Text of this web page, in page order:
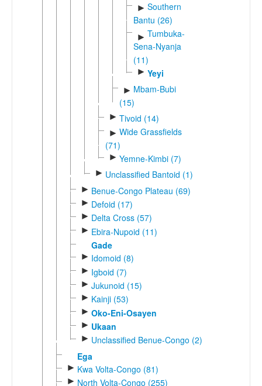
► Southern
Bantu (26)
► Tumbuka-
Sena-Nyanja
(11)
► Yeyi
► Mbam-Bubi
(15)
► Tivoid (14)
► Wide Grassfields
(71)
► Yemne-Kimbi (7)
► Unclassified Bantoid (1)
► Benue-Congo Plateau (69)
► Defoid (17)
► Delta Cross (57)
► Ebira-Nupoid (11)
Gade
► Idomoid (8)
► Igboid (7)
► Jukunoid (15)
► Kainji (53)
► Oko-Eni-Osayen
► Ukaan
► Unclassified Benue-Congo (2)
Ega
► Kwa Volta-Congo (81)
► North Volta-Congo (255)